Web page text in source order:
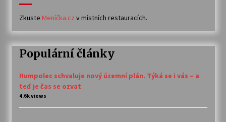
Zkuste Meníčka.cz v místních restauracích.
Populární články
Humpolec schvaluje nový územní plán. Týká se i vás – a
teď je čas se ozvat
4.6k views